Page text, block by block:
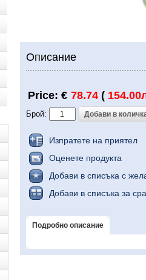
Описание
Price: € 78.74(
Брой:
Изпратете на приятел
Оценете продукта
Добави в списъка с
Добави в списъка за
Подробно описание